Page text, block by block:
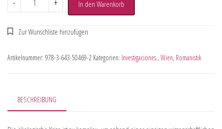
- + In den Warenkorb
Artikelnummer: 978-3-643-50469-2 Kategorien: Investigaciones., Wien, Romanistik
BESCHREIBUNG